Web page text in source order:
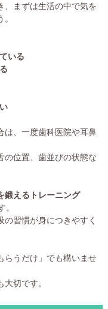
、まずは生活の中で気を
いる
は、一度歯科医院や耳鼻
の位置、歯並びの状態な
鍛えるトレーニング
。
習慣が身につきやすく
らうだけ」でも構いませ
切です。